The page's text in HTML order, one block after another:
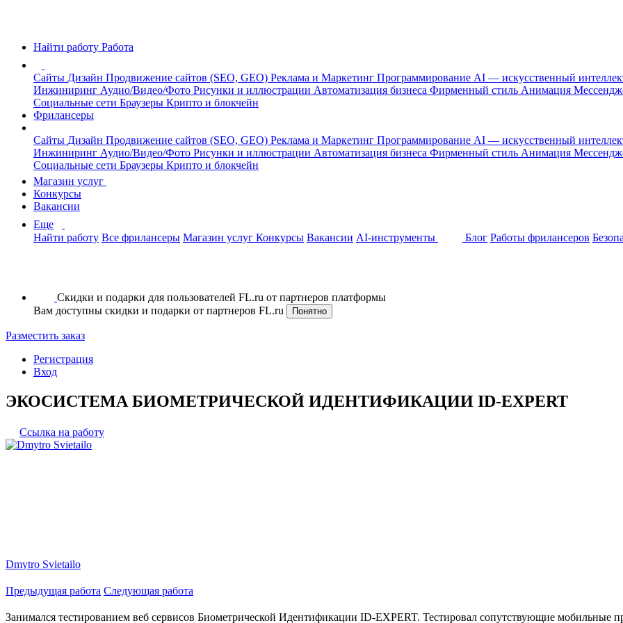
Найти работу Работа
Сайты Дизайн Продвижение сайтов (SEO, GEO) Реклама и Маркетинг Программирование AI — искусственный
Инжиниринг Аудио/Видео/Фото Рисунки и иллюстрации Автоматизация бизнеса Фирменный стиль Анимация
Социальные сети Браузеры Крипто и блокчейн
Фрилансеры
Сайты Дизайн Продвижение сайтов (SEO, GEO) Реклама и Маркетинг Программирование AI — искусственный
Инжиниринг Аудио/Видео/Фото Рисунки и иллюстрации Автоматизация бизнеса Фирменный стиль Анимация
Социальные сети Браузеры Крипто и блокчейн
Магазин услуг
Конкурсы
Вакансии
Еще
Найти работу Все фрилансеры Магазин услуг Конкурсы Вакансии AI-инструменты Блог Работы фрилансеров
Скидки и подарки для пользователей FL.ru от партнеров платформы
Вам доступны скидки и подарки от партнеров FL.ru
Понятно
Разместить заказ
Регистрация
Вход
ЭКОСИСТЕМА БИОМЕТРИЧЕСКОЙ ИДЕНТИФИКАЦИИ ID-EXPERT
Ссылка на работу
Dmytro Svietailo
Предыдущая работа Следующая работа
Занимался тестированием веб сервисов Биометрической Идентификации ID-EXPERT. Тестировал сопутствующие мобильные